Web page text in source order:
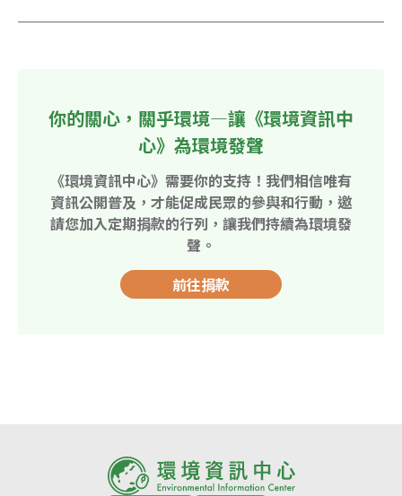
你的關心，關乎環境—讓《環境資訊中
心》為環境發聲
《環境資訊中心》需要你的支持！我們相信唯有
資訊公開普及，才能促成民眾的參與和行動，邀
請您加入定期捐款的行列，讓我們持續為環境發
聲。
前往捐款